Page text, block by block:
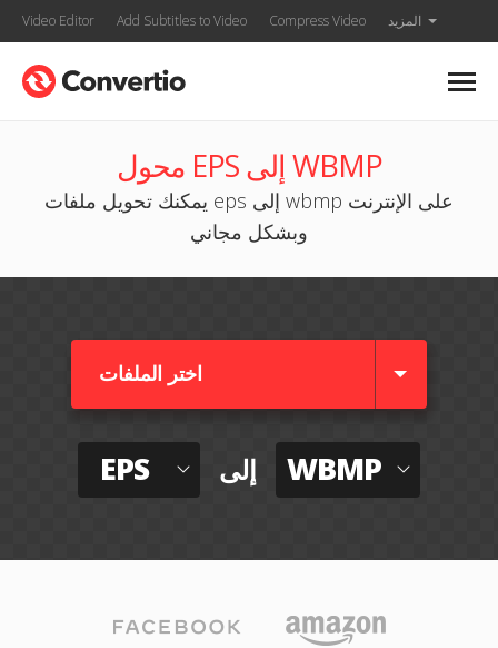
Video Editor Add Subtitles to Video Compress Video المزيد
محول EPS إلى WBMP
يمكنك تحويل ملفات eps إلى wbmp على الإنترنت
وبشكل مجاني
اختر الملفات
EPS إلى WBMP